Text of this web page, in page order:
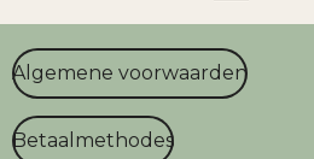
Algemene voorwaarden
Betaalmethodes